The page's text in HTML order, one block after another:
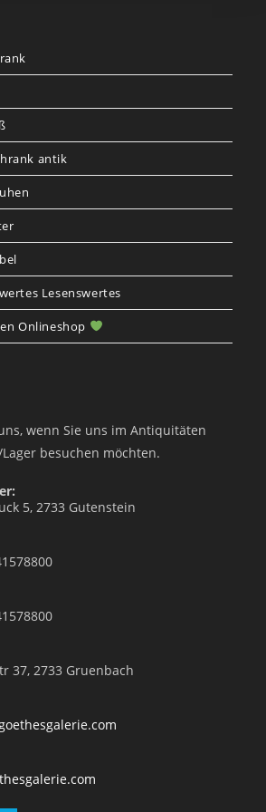
antik
Lesenswertes
Onlineshop
wenn Sie uns im Antiquitäten
besuchen möchten.
5, 2733 Gutenstein
37, 2733 Gruenbach